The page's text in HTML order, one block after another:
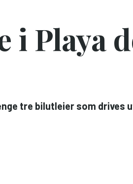
i Playa
tre bilutleier som drives